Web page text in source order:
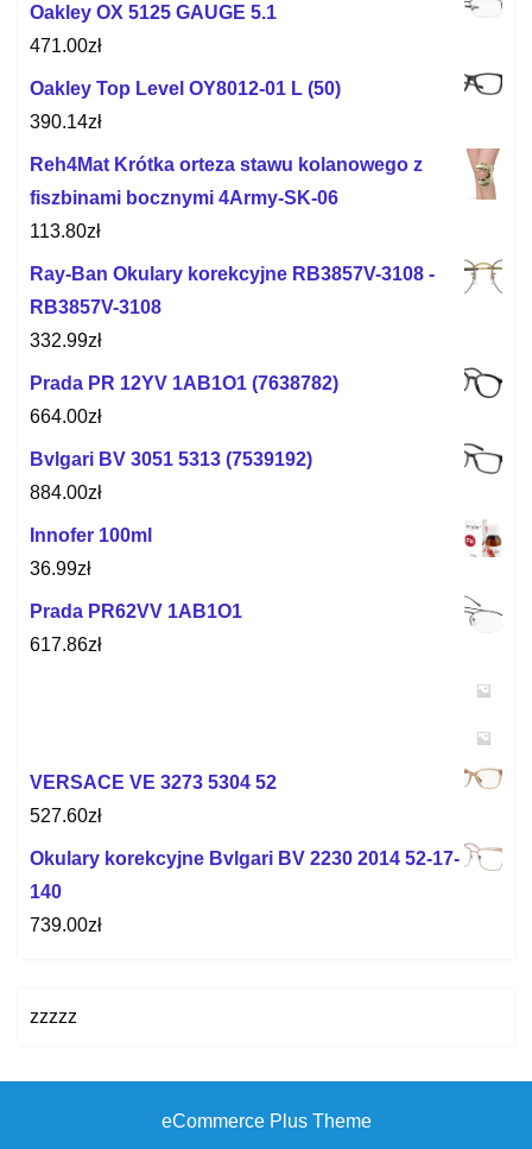
Oakley OX 5125 GAUGE 5.1
471.00zł
Oakley Top Level OY8012-01 L (50)
390.14zł
Reh4Mat Krótka orteza stawu kolanowego z
fiszbinami bocznymi 4Army-SK-06
113.80zł
Ray-Ban Okulary korekcyjne RB3857V-3108 -
RB3857V-3108
332.99zł
Prada PR 12YV 1AB1O1 (7638782)
664.00zł
Bvlgari BV 3051 5313 (7539192)
884.00zł
Innofer 100ml
36.99zł
Prada PR62VV 1AB1O1
617.86zł
VERSACE VE 3273 5304 52
527.60zł
Okulary korekcyjne Bvlgari BV 2230 2014 52-17-
140
739.00zł
zzzzz
eCommerce Plus Theme